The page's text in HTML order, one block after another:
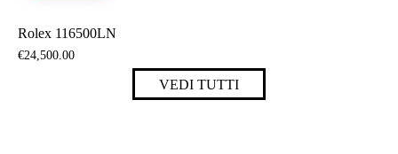
Rolex 116500LN
€24,500 00
VEDI TUTTI